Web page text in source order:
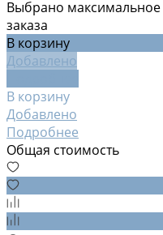
Выбрано максимальное
заказа
В корзину
Добавлено
В корзину
Добавлено
Подробнее
Общая стоимость